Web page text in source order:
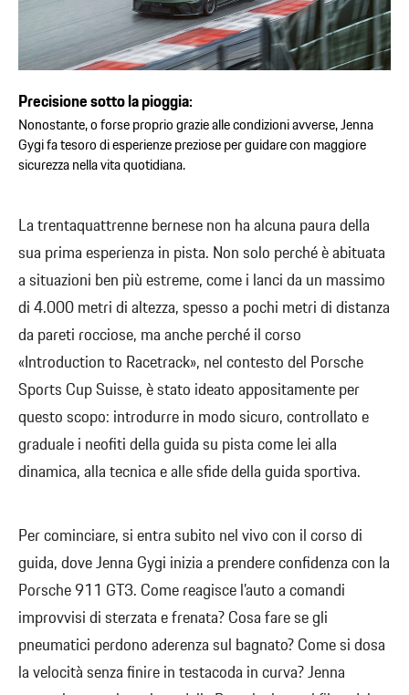
Precisione sotto la pioggia:
Nonostante, o forse proprio grazie alle condizioni avverse, Jenna
Gygi fa tesoro di esperienze preziose per guidare con maggiore
sicurezza nella vita quotidiana.
La trentaquattrenne bernese non ha alcuna paura della
sua prima esperienza in pista. Non solo perché è abituata
a situazioni ben più estreme, come i lanci da un massimo
di 4.000 metri di altezza, spesso a pochi metri di distanza
da pareti rocciose, ma anche perché il corso
«Introduction to Racetrack», nel contesto del Porsche
Sports Cup Suisse, è stato ideato appositamente per
questo scopo: introdurre in modo sicuro, controllato e
graduale i neofiti della guida su pista come lei alla
dinamica, alla tecnica e alle sfide della guida sportiva.
Per cominciare, si entra subito nel vivo con il corso di
guida, dove Jenna Gygi inizia a prendere confidenza con la
Porsche 911 GT3. Come reagisce l’auto a comandi
improvvisi di sterzata e frenata? Cosa fare se gli
pneumatici perdono aderenza sul bagnato? Come si dosa
la velocità senza finire in testacoda in curva? Jenna